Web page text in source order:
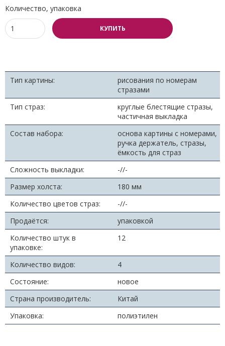
Количество, упаковка
КУПИТЬ
Тип картины:
рисования по номерам
стразами
Тип страз:
круглые блестящие стразы,
частичная выкладка
Состав набора:
основа картины с номерами,
ручка держатель, стразы,
ёмкость для страз
Сложность выкладки:
-//-
Размер холста:
180 мм
Количество цветов страз:
-//-
Продаётся:
упаковкой
Количество штук в
упаковке:
12
Количество видов:
4
Состояние:
новое
Страна производитель:
Китай
Упаковка:
полиэтилен